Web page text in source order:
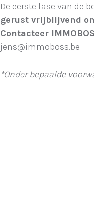
De eerste fase van de
gerust vrijblijvend
Contacteer
jens@immoboss.be
*Onder bepaalde